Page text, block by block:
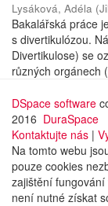
Lysáková, Adéla (
Bakalářská práce
s divertikulózou.
Divertikulose) se
různých orgánech
DSpace software
2016 DuraSpace
Kontaktujte nás |
Na tomto webu
pouze cookies
zajištění
není nutné získat